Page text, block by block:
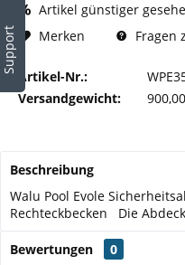
Support
Artikel günstiger
Merken
Fragen
Artikel-Nr.:
Versandgewicht:
Beschreibung
Walu Pool Evole
Rechteckbecken Die
Bewertungen
0